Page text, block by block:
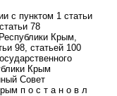
с пунктом 1 статьи
78
Крым,
98, статьей 100
Крым
Совет
п о с т а н о в л